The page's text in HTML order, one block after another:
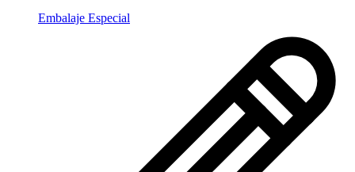
Embalaje Especial